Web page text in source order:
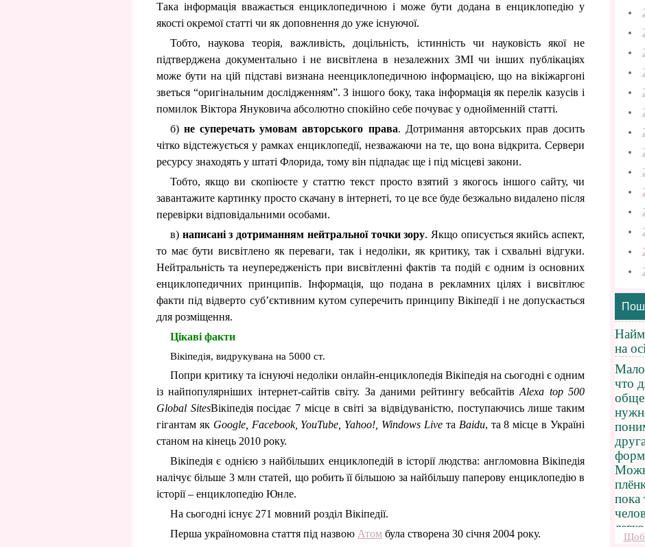
Така інформація вважається енциклопедичною і може бути додана в енциклопедію у
якості окремої статті чи як доповнення до уже існуючої.
Тобто, наукова теорія, важливість, доцільність, істинність чи науковість якої не
підтверджена документально і не висвітлена в незалежних ЗМІ чи інших публікаціях
може бути на цій підставі визнана неенциклопедичною інформацією, що на вікіжаргоні
зветься “оригінальним дослідженням”. З іншого боку, така інформація як перелік казусів і
помилок Віктора Януковича абсолютно спокійно себе почуває у однойменній статті.
б)не суперечать умовам авторського права. Дотримання авторських прав досить
чітко відстежується у рамках енциклопедії, незважаючи на те, що вона відкрита. Сервери
ресурсу знаходять у штаті Флорида, тому він підпадає ще і під місцеві закони.
Тобто, якщо ви скопіюєте у статтю текст просто взятий з якогось іншого сайту, чи
завантажите картинку просто скачану в інтернеті, то це все буде безжально видалено після
перевірки відповідальними особами.
в) написані з дотриманням нейтральної точки зору. Якщо описується якийсь аспект,
то має бути висвітлено як переваги, так і недоліки, як критику, так і схвальні відгуки.
Нейтральність та неупередженість при висвітленні фактів та подій є одним із основних
енциклопедичних принципів. Інформація, що подана в рекламних цілях і висвітлює
факти під відверто суб’єктивним кутом суперечить принципу Вікіпедії і не допускається
для розміщення.
Цікаві факти
Вікіпедія, видрукувана на 5000 ст.
Попри критику та існуючі недоліки онлайн-енциклопедія Вікіпедія на сьогодні є одним
із найпопулярніших інтернет-сайтів світу. За даними рейтингу вебсайтівAlexa top 500
Global SitesВікіпедія посідає 7 місце в світі за відвідуваністю, поступаючись лише таким
гігантам як Google, Facebook, YouTube, Yahoo!, Windows Live та Baidu, та 8 місце в Україні
станом на кінець 2010 року.
Вікіпедія є однією з найбільших енциклопедій в історії людства: англомовна Вікіпедія
налічує більше 3 млн статей, що робить її більшою за найбільшу паперову енциклопедію в
історії – енциклопедію Юнле.
На сьогодні існує 271 мовний розділ Вікіпедії.
Перша україномовна стаття під назвою Атом була створена 30 січня 2004 року.
Щоб